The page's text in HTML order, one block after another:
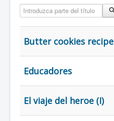
Introduzca parte del título
Butter cookies recipe
Educadores
El viaje del heroe (I)